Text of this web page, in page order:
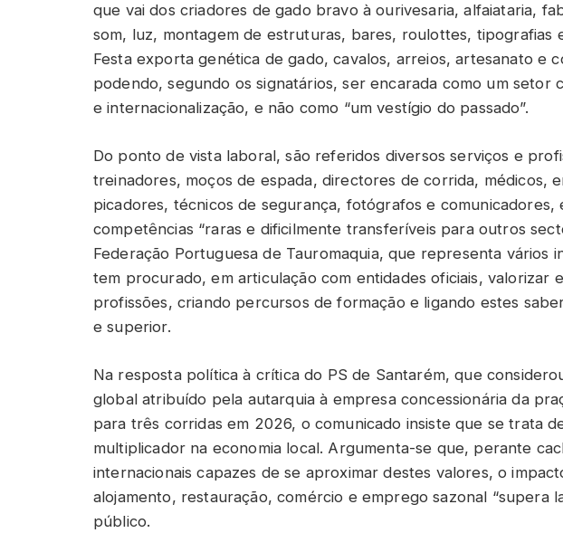
que vai dos criadores de gado bravo à ourivesaria, alfaiataria,
som, luz, montagem de estruturas, bares, roulottes, tipografias
Festa exporta genética de gado, cavalos, arreios, artesanato e
podendo, segundo os signatários, ser encarada como um setor
e internacionalização, e não como “um vestígio do passado”.
Do ponto de vista laboral, são referidos diversos serviços e
treinadores, moços de espada, directores de corrida, médicos,
picadores, técnicos de segurança, fotógrafos e
competências “raras e dificilmente transferíveis para outros
Federação Portuguesa de Tauromaquia, que representa vários
tem procurado, em articulação com entidades oficiais, valorizar
profissões, criando percursos de formação e ligando estes
e superior.
Na resposta política à crítica do PS de Santarém, que
global atribuído pela autarquia à empresa concessionária da
para três corridas em 2026, o comunicado insiste que se trata
multiplicador na economia local. Argumenta-se que, perante
internacionais capazes de se aproximar destes valores, o
alojamento, restauração, comércio e emprego sazonal “supera
público.